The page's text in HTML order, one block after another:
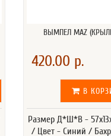
ВЫМПЕЛ MAZ
420.00 р.
В
Размер Д*Ш*В -
/ Цвет - Синий /